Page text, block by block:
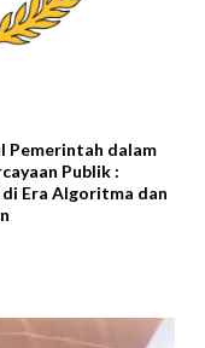
Pemerintah dalam
Publik :
Era Algoritma dan